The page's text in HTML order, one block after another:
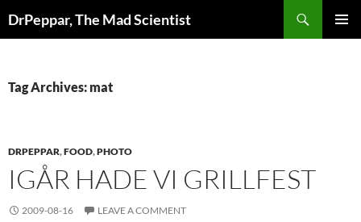
toDrPeppar, The Mad Scientist
Tag Archives: mat
DRPEPPAR,FOOD,PHOTO
IGÅR HADE VI GRILLFEST
2009-08-16 LEAVE A COMMENT